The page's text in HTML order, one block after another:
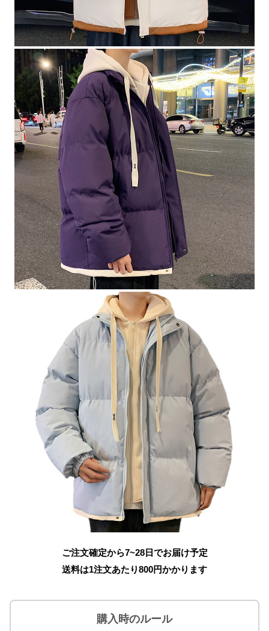
ご注文確定から7~28日でお届け予定
送料は1注文あたり800円かかります
購入時のルール